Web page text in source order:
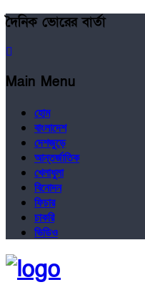
দৈনিক ভোরের বার্তা
Main Menu
হোম
বাংলাদেশ
দেশজুড়ে
আন্তর্জাতিক
খেলাধুলা
বিনোদন
ফিচার
চাকরি
ভিডিও